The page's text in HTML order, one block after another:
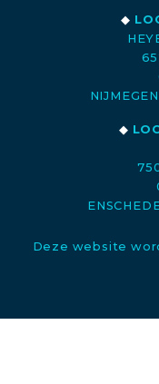
◆
◆
Deze website